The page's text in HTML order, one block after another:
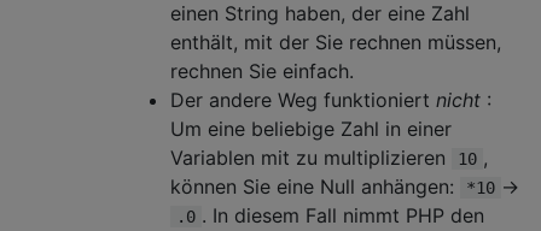
einen String haben, der eine Zahl
enthält, mit der Sie rechnen müssen,
rechnen Sie einfach.
Der andere Weg funktioniert nicht :
Um eine beliebige Zahl in einer
Variablen mit zu multiplizieren
10 ,
können Sie eine Null anhängen:
*10 ->
.0 . In diesem Fall nimmt PHP den